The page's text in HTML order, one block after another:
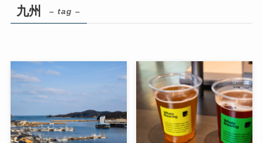
九州 – tag –